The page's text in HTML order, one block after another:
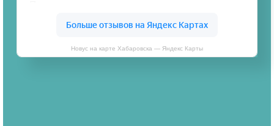
Новус на карте Хабаровска — Яндекс Карты